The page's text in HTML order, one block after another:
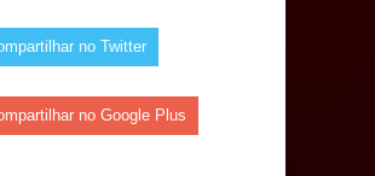
Mari marca presença no maior
no Twitter
no Google Plus